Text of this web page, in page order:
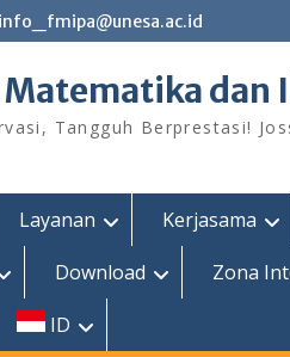
info_fmipa@unesa.ac.id
dan
Tangguh Berprestasi!
Layanan Kerjasama
Download Zona
ID